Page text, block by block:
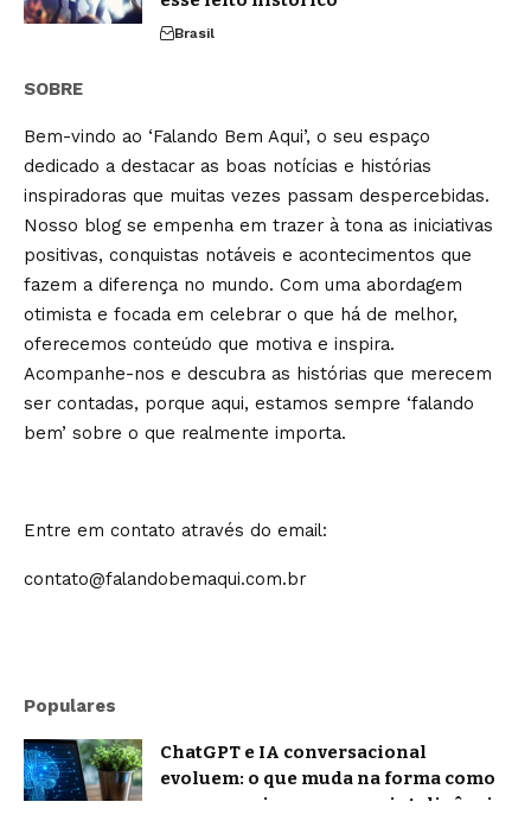
Brasil
SOBRE
Bem-vindo ao ‘Falando Bem Aqui’, o seu espaço
dedicado a destacar as boas notícias e histórias
inspiradoras que muitas vezes passam despercebidas.
Nosso blog se empenha em trazer à tona as iniciativas
positivas, conquistas notáveis e acontecimentos que
fazem a diferença no mundo. Com uma abordagem
otimista e focada em celebrar o que há de melhor,
oferecemos conteúdo que motiva e inspira.
Acompanhe-nos e descubra as histórias que merecem
ser contadas, porque aqui, estamos sempre ‘falando
bem’ sobre o que realmente importa.
Entre em contato através do email:
contato@falandobemaqui.com.br
Populares
ChatGPT e IA conversacional
evoluem: o que muda na forma como
nos comunicamos com a inteligência